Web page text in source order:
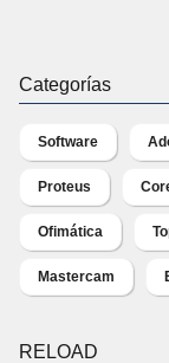
Categorías
Software
Proteus
Ofimática
Mastercam
RELOAD